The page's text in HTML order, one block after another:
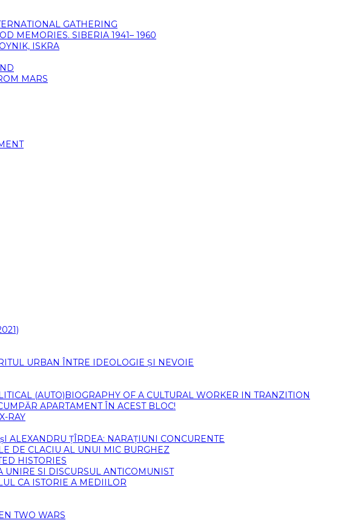
GATHERING
MEMORIES. SIBERIA 1941– 1960
ISKRA
MARS
URBAN ÎNTRE IDEOLOGIE ȘI NEVOIE
(AUTO)BIOGRAPHY OF A CULTURAL WORKER IN TRANZITION
APARTAMENT ÎN ACEST BLOC!
RAY
ALEXANDRU ȚÎRDEA: NARAȚIUNI CONCURENTE
DE CLACIU AL UNUI MIC BURGHEZ
HISTORIES
SI DISCURSUL ANTICOMUNIST
CA ISTORIE A MEDIILOR
TWO WARS